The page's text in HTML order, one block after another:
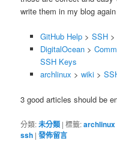
write them in my blog
GitHub Help> SSH>
DigitalOcean>
SSH Keys
archlinux > wiki>
3 good articles should be
分類:未分類 |標籤:archlinux
ssh |發佈留言